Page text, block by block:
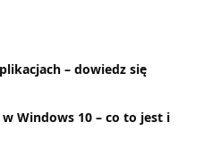
– dowiedz się
Windows 10 – co to jest i